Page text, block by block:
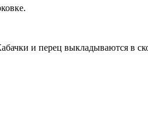
и перец выкладываются в